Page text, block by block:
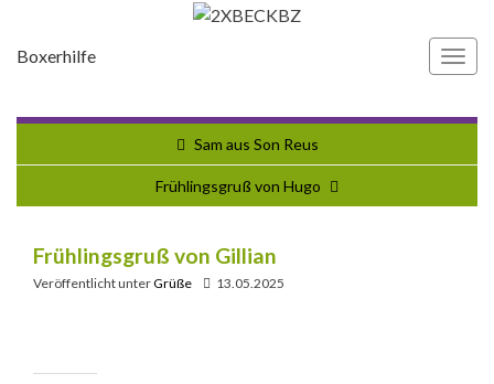
Boxerhilfe
Sam aus Son Reus
Frühlingsgruß von Hugo
Frühlingsgruß von Gillian
Veröffentlicht unterGrüße 13.05.2025